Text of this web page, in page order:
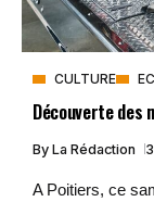
CULTURE
Découverte des
By La Rédaction
A Poitiers, ce